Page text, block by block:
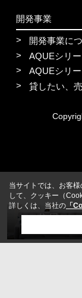
開発事業
開発事業に
AQUEシリ
AQUEシリ
貸したい、
住居
当サイトでは、お客
して、クッキー（
詳しくは、当社の 「